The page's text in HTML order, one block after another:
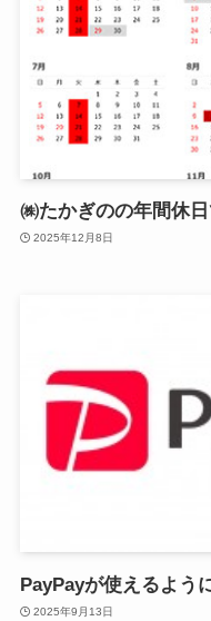
㈱たかぎのの年間休
2025年12月8日
PayPayが使えるよう
2025年9月13日